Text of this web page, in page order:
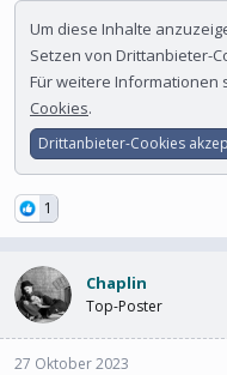
Um diese Inhalte
Setzen von Drittanbieter-
Für weitere Informationen
Cookies.
Drittanbieter-Cookies
1
Chaplin
Top-Poster
27 Oktober 2023